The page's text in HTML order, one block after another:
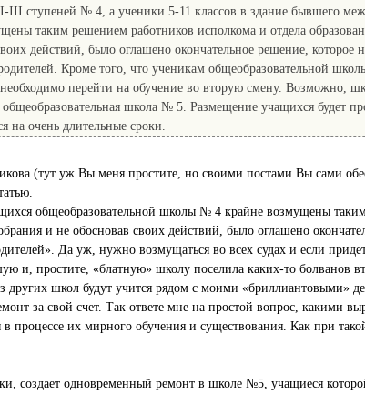
ІІІ ступеней № 4, а ученики 5-11 классов в здание бывшего
таким решением работников исполкома и отдела
действий, было оглашено окончательное решение, которое
Кроме того, что ученикам общеобразовательной
перейти на обучение во вторую смену. Возможно,
школа № 5. Размещение учащихся будет
на очень длительные сроки.
(тут уж Вы меня простите, но своими постами Вы сами
общеобразовательной школы № 4 крайне возмущены
и не обосновав своих действий, было оглашено
Да уж, нужно возмущаться во всех судах и если
и, простите, «блатную» школу поселила каких-то болванов
школ будут учится рядом с моими «бриллиантовыми»
за свой счет. Так ответе мне на простой вопрос, какими
процессе их мирного обучения и существования. Как при
создает одновременный ремонт в школе №5, учащиеся